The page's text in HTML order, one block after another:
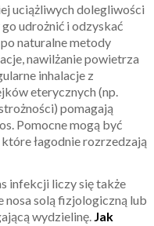
uciążliwych dolegliwości
udrożnić i odzyskać
naturalne metody
nawilżanie powietrza
inhalacje z
eterycznych (np.
pomagają
Pomocne mogą być
które łagodnie rozrzedzają
infekcji liczy się także
nosa solą fizjologiczną lub
wydzielinę. Jak